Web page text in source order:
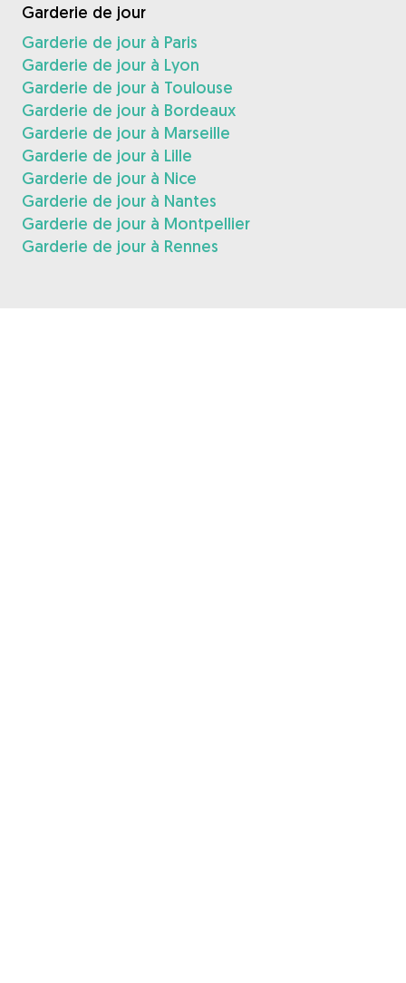
Garderie de jour
Garderie de jour à Paris
Garderie de jour à Lyon
Garderie de jour à Toulouse
Garderie de jour à Bordeaux
Garderie de jour à Marseille
Garderie de jour à Lille
Garderie de jour à Nice
Garderie de jour à Nantes
Garderie de jour à Montpellier
Garderie de jour à Rennes